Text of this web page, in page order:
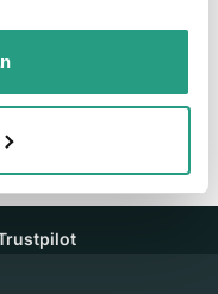
08:00 tot 17:00 uur.